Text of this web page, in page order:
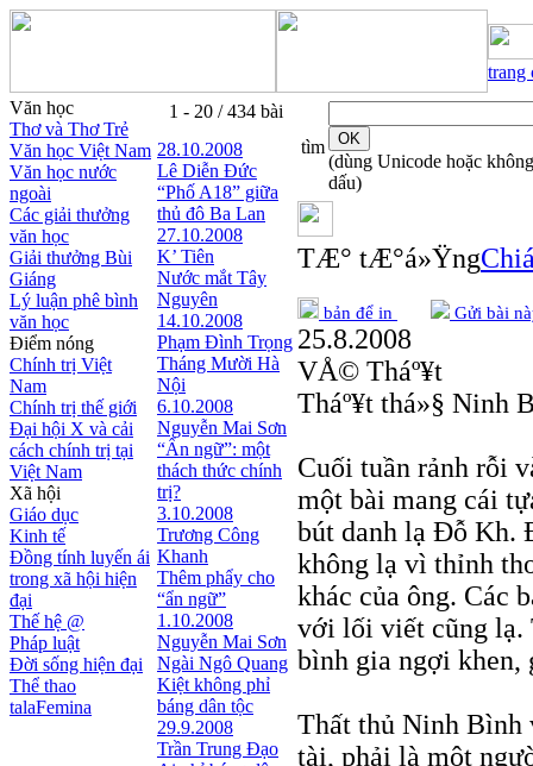
trang
Văn học
Thơ và Thơ Trẻ
Văn học Việt Nam
Văn học nước
ngoài
Các giải thưởng
văn học
Giải thưởng Bùi
Giáng
Lý luận phê bình
văn học
Điểm nóng
Chính trị Việt
Nam
Chính trị thế giới
Đại hội X và cải
cách chính trị tại
Việt Nam
Xã hội
Giáo dục
Kinh tế
Đồng tính luyến ái
trong xã hội hiện
đại
Thế hệ @
Pháp luật
Đời sống hiện đại
Thể thao
talaFemina
1 - 20 / 434 bài
28.10.2008
Lê Diễn Đức
“Phố A18” giữa
thủ đô Ba Lan
27.10.2008
K’ Tiên
Nước mắt Tây
Nguyên
14.10.2008
Phạm Đình Trọng
Tháng Mười Hà
Nội
6.10.2008
Nguyễn Mai Sơn
“Ẩn ngữ”: một
thách thức chính
trị?
3.10.2008
Trương Công
Khanh
Thêm phẩy cho
“ẩn ngữ”
1.10.2008
Nguyễn Mai Sơn
Ngài Ngô Quang
Kiệt không phỉ
báng dân tộc
29.9.2008
Trần Trung Đạo
tìm
(dùng Unicode hoặc không
dấu)
TÆ° tÆ°á»Ÿng
bản để in Gửi bài
25.8.2008
VÅ© Tháº¥t
Tháº¥t thá»§ Ninh
Cuối tuần rảnh rỗi
một bài mang cái
bút danh lạ Đỗ Kh.
không lạ vì thỉnh
khác của ông. Các
với lối viết cũng lạ.
bình gia ngợi khen,
Thất thủ Ninh Bình
tài, phải là một